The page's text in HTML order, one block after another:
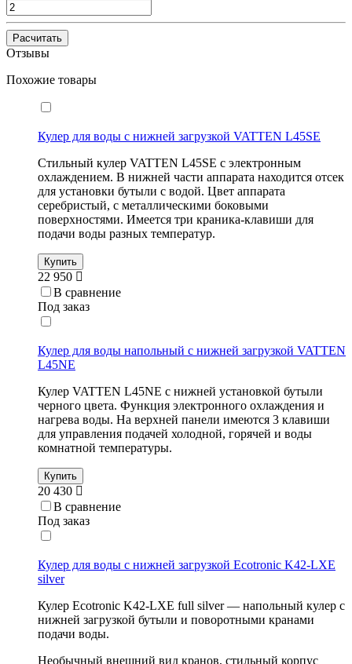
Расчитать
Отзывы
Похожие товары
Кулер для воды с нижней загрузкой VATTEN L45SE
Стильный кулер VATTEN L45SE с электронным
охлаждением. В нижней части аппарата находится отсек
для установки бутыли с водой. Цвет аппарата
серебристый, с металлическими боковыми
поверхностями. Имеется три краника-клавиши для
подачи воды разных температур.
Купить
22 950
В сравнение
Под заказ
Кулер для воды напольный с нижней загрузкой VATTEN
L45NE
Кулер VATTEN L45NE с нижней установкой бутыли
черного цвета. Функция электронного охлаждения и
нагрева воды. На верхней панели имеются 3 клавиши
для управления подачей холодной, горячей и воды
комнатной температуры.
Купить
20 430
В сравнение
Под заказ
Кулер для воды с нижней загрузкой Ecotronic K42-LXE
silver
Кулер Ecotronic K42-LXE full silver — напольный кулер с
нижней загрузкой бутыли и поворотными кранами
подачи воды.
Необычный внешний вид кранов, стильный корпус